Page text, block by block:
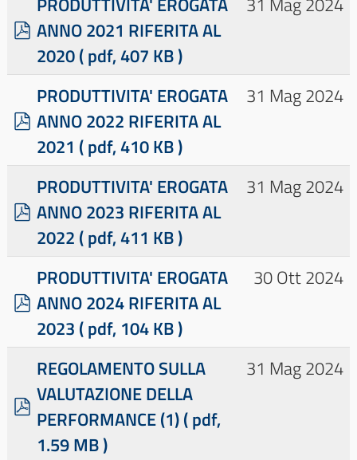
p
d
f
ANNO 2021 RIFERITA AL
2020( pdf, 407 KB )
p
d
f
PRODUTTIVITA' EROGATA
ANNO 2022 RIFERITA AL
2021 ( pdf, 410 KB )
31 Mag 2024
p
d
f
PRODUTTIVITA' EROGATA
ANNO 2023 RIFERITA AL
2022 ( pdf, 411 KB )
31 Mag 2024
p
d
f
PRODUTTIVITA' EROGATA
ANNO 2024 RIFERITA AL
2023 ( pdf, 104 KB )
30 Ott 2024
p
d
REGOLAMENTO SULLA
VALUTAZIONE DELLA
PERFORMANCE (1)( pdf,
1.59 MB )
31 Mag 2024